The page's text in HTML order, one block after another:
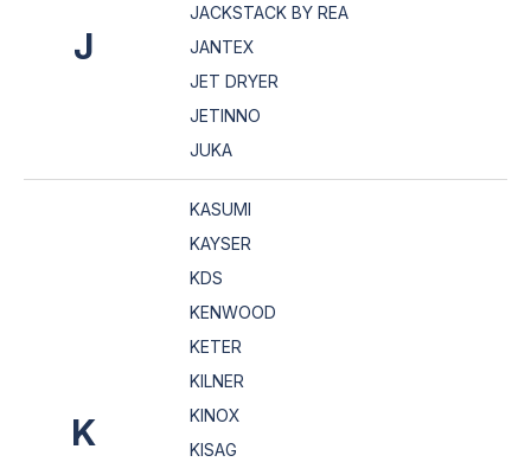
J
JACKSTACK BY REA
JANTEX
JET DRYER
JETINNO
JUKA
K
KASUMI
KAYSER
KDS
KENWOOD
KETER
KILNER
KINOX
KISAG